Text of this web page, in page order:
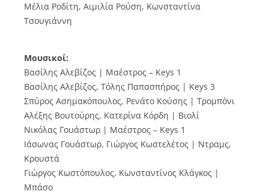
Μέλια Ροδίτη, Αιμιλία Ρούση, Κωνσταντίνα
Τσουγιάννη
Μουσικοί:
Βασίλης Αλεβίζος | Μαέστρος – Keys 1
Βασίλης Αλεβίζος, Τόλης Παπασπήρος | Keys 3
Σπύρος Ασημακόπουλος, Ρενάτο Κούσης | Τρομπόνι
Αλέξης Βουτούρης, Κατερίνα Κόρδη | Βιολί
Νικόλας Γουάστωρ | Μαέστρος – Keys 1
Ιάσωνας Γουάστωρ, Γιώργος Κωστελέτος | Ντραμς,
Κρουστά
Γιώργος Κωστόπουλος, Κωνσταντίνος Κλάγκος |
Μπάσο